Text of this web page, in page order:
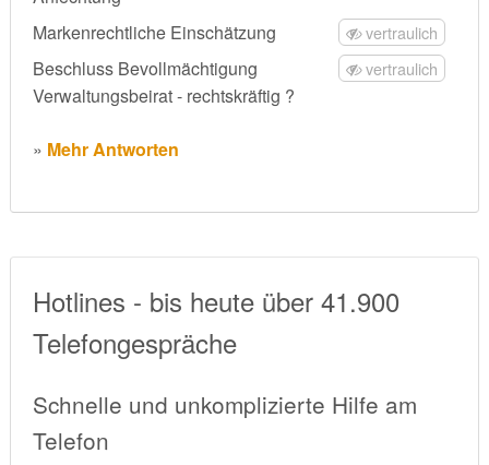
vertraulich
Markenrechtliche Einschätzung
vertraulich
Beschluss Bevollmächtigung
Verwaltungsbeirat - rechtskräftig ?
» Mehr Antworten
Hotlines - bis heute über 41.900
Telefongespräche
Schnelle und unkomplizierte Hilfe am
Telefon